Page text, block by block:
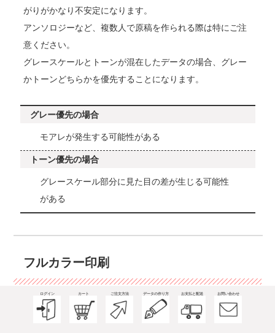
ログイン カート ご注文方法 データの作り方 お支払と配送 お問い合わせ
がりがかなり不安定になります。
アンソロジーなど、複数人で原稿を作られる際は特にご注
意ください。
グレースケールとトーンが混在したデータの場合、グレー
かトーンどちらかを優先することになります。
グレー優先の場合
モアレが発生する可能性がある
トーン優先の場合
グレースケール部分に見た目の差が生じる可能性
がある
フルカラー印刷
フルカラー印刷のデータの作り方